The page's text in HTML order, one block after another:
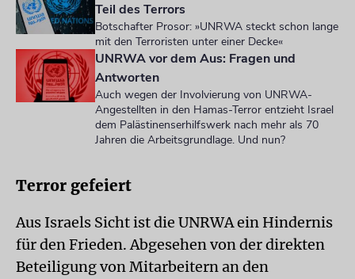
Teil des Terrors
Botschafter Prosor: »UNRWA steckt schon lange
mit den Terroristen unter einer Decke«
UNRWA vor dem Aus: Fragen und
Antworten
Auch wegen der Involvierung von UNRWA-
Angestellten in den Hamas-Terror entzieht Israel
dem Palästinenserhilfswerk nach mehr als 70
Jahren die Arbeitsgrundlage. Und nun?
Terror gefeiert
Aus Israels Sicht ist die UNRWA ein Hindernis
für den Frieden. Abgesehen von der direkten
Beteiligung von Mitarbeitern an den